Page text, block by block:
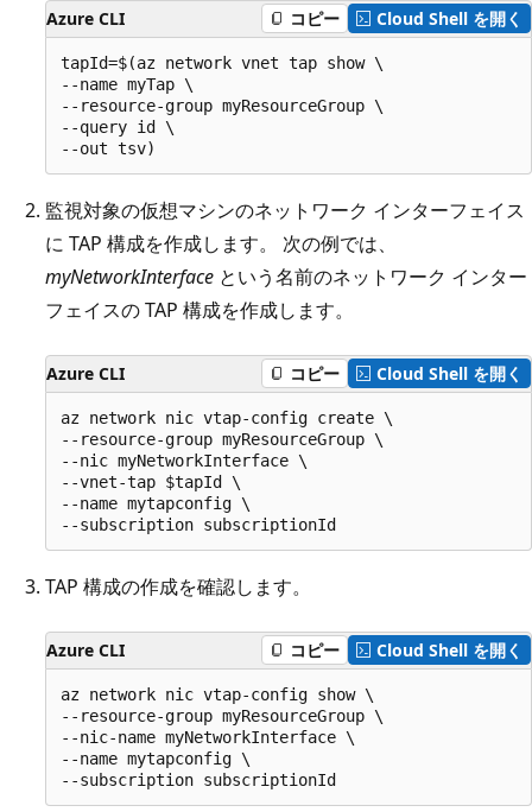
Azure CLI コピー Cloud Shell を開く
tapId=$(az network vnet tap show \
--name myTap \
--resource-group myResourceGroup \
--query id \
監視対象の仮想マシンのネットワーク インターフェイス
に TAP 構成を作成します。 次の例では、
myNetworkInterface という名前のネットワーク インター
フェイスの TAP 構成を作成します。
Azure CLI コピー Cloud Shell を開く
az network nic vtap-config create \
--resource-group myResourceGroup \
--nic myNetworkInterface \
--vnet-tap $tapId \
--name mytapconfig \
TAP 構成の作成を確認します。
Azure CLI コピー Cloud Shell を開く
az network nic vtap-config show \
--resource-group myResourceGroup \
--nic-name myNetworkInterface \
--name mytapconfig \